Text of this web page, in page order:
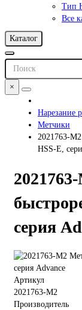
Тип
Все
Каталог
×
Нарезание
Метчики
2021763-
HSS-E,
серия
Артикул
2021763-M2
Производитель